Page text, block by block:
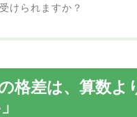
けられますか？
格差は、算数よ